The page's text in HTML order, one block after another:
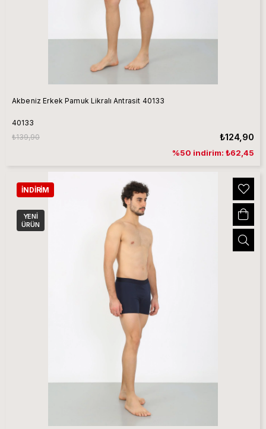
Akbeniz Erkek Pamuk Likralı Antrasit 40133
40133
₺124,90
₺139,90
%50 indirim: ₺62,45
İNDIRIM
YENI
ÜRÜN